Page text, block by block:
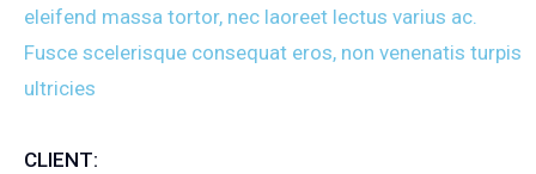
eleifend massa tortor, nec laoreet lectus varius ac.
Fusce scelerisque consequat eros, non venenatis turpis
ultricies
CLIENT: